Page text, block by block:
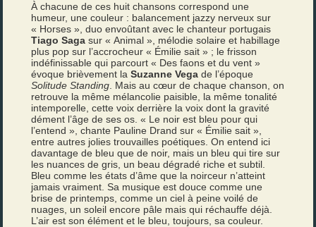
À chacune de ces huit chansons correspond une
humeur, une couleur : balancement jazzy nerveux sur
« Horses », duo envoûtant avec le chanteur portugais
Tiago Saga sur « Animal », mélodie solaire et habillage
plus pop sur l’accrocheur « Émilie sait » ; le frisson
indéfinissable qui parcourt « Des faons et du vent »
évoque brièvement laSuzanne Vega de l’époque
Solitude Standing . Mais au cœur de chaque chanson, on
retrouve la même mélancolie paisible, la même tonalité
intemporelle, cette voix derrière la voix dont la gravité
dément l’âge de ses os. « Le noir est bleu pour qui
l’entend », chante Pauline Drand sur « Émilie sait »,
entre autres jolies trouvailles poétiques. On entend ici
davantage de bleu que de noir, mais un bleu qui tire sur
les nuances de gris, un beau dégradé riche et subtil.
Bleu comme les états d’âme que la noirceur n’atteint
jamais vraiment. Sa musique est douce comme une
brise de printemps, comme un ciel à peine voilé de
nuages, un soleil encore pâle mais qui réchauffe déjà.
L’air est son élément et le bleu, toujours, sa couleur.